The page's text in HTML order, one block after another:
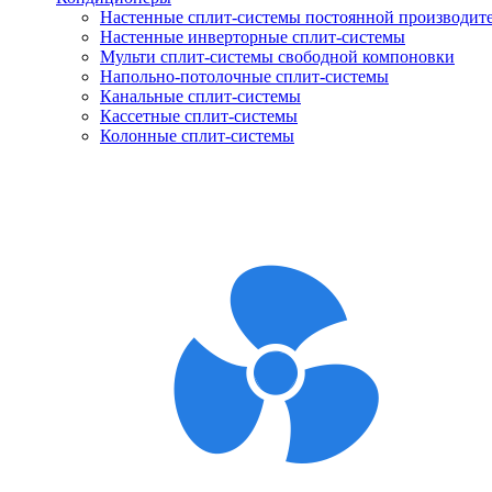
Настенные сплит-системы постоянной
Настенные инверторные сплит-системы
Мульти сплит-системы свободной компоновки
Напольно-потолочные сплит-системы
Канальные сплит-системы
Кассетные сплит-системы
Колонные сплит-системы